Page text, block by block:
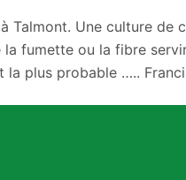
Talmont. Une culture
fumette ou la fibre
la plus probable …..